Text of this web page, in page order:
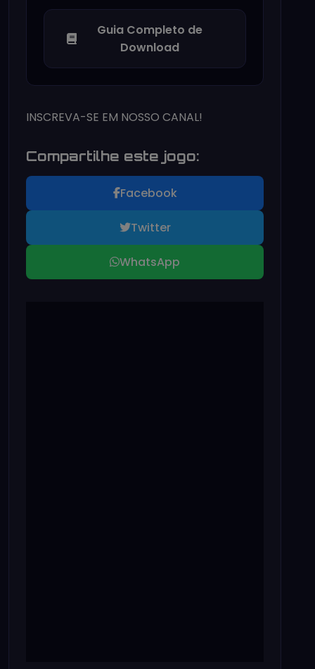
Guia Completo de
Download
INSCREVA-SE EM NOSSO CANAL!
Compartilhe este jogo:
Facebook
Twitter
WhatsApp